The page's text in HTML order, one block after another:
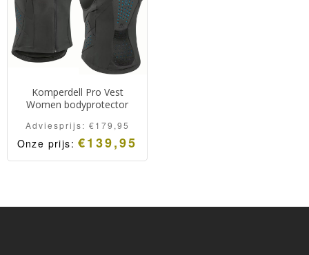
Komperdell Pro Vest
Women bodyprotector
Adviesprijs: €179,95
Onze prijs:€139,95